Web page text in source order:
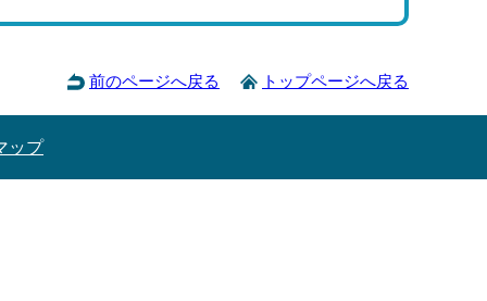
前のページへ戻る トップページへ戻る
ップ